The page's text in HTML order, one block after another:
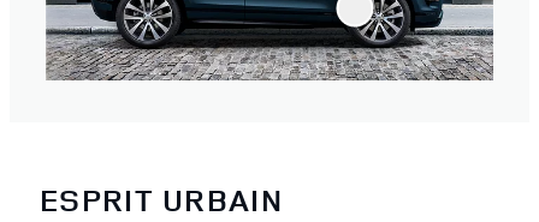
ESPRIT URBAIN
4/4